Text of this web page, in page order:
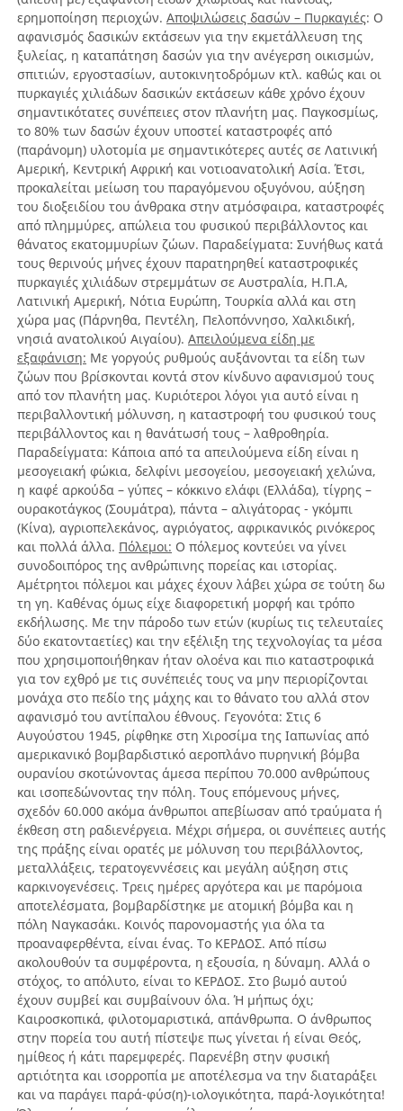
ερημοποίηση περιοχών. Αποψιλώσεις δασών – Πυρκαγιές: Ο
αφανισμός δασικών εκτάσεων για την εκμετάλλευση της
ξυλείας, η καταπάτηση δασών για την ανέγερση οικισμών,
σπιτιών, εργοστασίων, αυτοκινητοδρόμων κτλ. καθώς και οι
πυρκαγιές χιλιάδων δασικών εκτάσεων κάθε χρόνο έχουν
σημαντικότατες συνέπειες στον πλανήτη μας. Παγκοσμίως,
το 80% των δασών έχουν υποστεί καταστροφές από
(παράνομη) υλοτομία με σημαντικότερες αυτές σε Λατινική
Αμερική, Κεντρική Αφρική και νοτιοανατολική Ασία. Έτσι,
προκαλείται μείωση του παραγόμενου οξυγόνου, αύξηση
του διοξειδίου του άνθρακα στην ατμόσφαιρα, καταστροφές
από πλημμύρες, απώλεια του φυσικού περιβάλλοντος και
θάνατος εκατομμυρίων ζώων. Παραδείγματα: Συνήθως κατά
τους θερινούς μήνες έχουν παρατηρηθεί καταστροφικές
πυρκαγιές χιλιάδων στρεμμάτων σε Αυστραλία, Η.Π.Α,
Λατινική Αμερική, Νότια Ευρώπη, Τουρκία αλλά και στη
χώρα μας (Πάρνηθα, Πεντέλη, Πελοπόννησο, Χαλκιδική,
νησιά ανατολικού Αιγαίου). Απειλούμενα είδη με
εξαφάνιση: Με γοργούς ρυθμούς αυξάνονται τα είδη των
ζώων που βρίσκονται κοντά στον κίνδυνο αφανισμού τους
από τον πλανήτη μας. Κυριότεροι λόγοι για αυτό είναι η
περιβαλλοντική μόλυνση, η καταστροφή του φυσικού τους
περιβάλλοντος και η θανάτωσή τους – λαθροθηρία.
Παραδείγματα: Κάποια από τα απειλούμενα είδη είναι η
μεσογειακή φώκια, δελφίνι μεσογείου, μεσογειακή χελώνα,
η καφέ αρκούδα – γύπες – κόκκινο ελάφι (Ελλάδα), τίγρης –
ουρακοτάγκος (Σουμάτρα), πάντα – αλιγάτορας - γκόμπι
(Κίνα), αγριοπελεκάνος, αγριόγατος, αφρικανικός ρινόκερος
και πολλά άλλα. Πόλεμοι: Ο πόλεμος κοντεύει να γίνει
συνοδοιπόρος της ανθρώπινης πορείας και ιστορίας.
Αμέτρητοι πόλεμοι και μάχες έχουν λάβει χώρα σε τούτη δω
τη γη. Καθένας όμως είχε διαφορετική μορφή και τρόπο
εκδήλωσης. Με την πάροδο των ετών (κυρίως τις τελευταίες
δύο εκατονταετίες) και την εξέλιξη της τεχνολογίας τα μέσα
που χρησιμοποιήθηκαν ήταν ολοένα και πιο καταστροφικά
για τον εχθρό με τις συνέπειές τους να μην περιορίζονται
μονάχα στο πεδίο της μάχης και το θάνατο του αλλά στον
αφανισμό του αντίπαλου έθνους. Γεγονότα: Στις 6
Αυγούστου 1945, ρίφθηκε στη Χιροσίμα της Ιαπωνίας από
αμερικανικό βομβαρδιστικό αεροπλάνο πυρηνική βόμβα
ουρανίου σκοτώνοντας άμεσα περίπου 70.000 ανθρώπους
και ισοπεδώνοντας την πόλη. Τους επόμενους μήνες,
σχεδόν 60.000 ακόμα άνθρωποι απεβίωσαν από τραύματα ή
έκθεση στη ραδιενέργεια. Μέχρι σήμερα, οι συνέπειες αυτής
της πράξης είναι ορατές με μόλυνση του περιβάλλοντος,
μεταλλάξεις, τερατογεννέσεις και μεγάλη αύξηση στις
καρκινογενέσεις. Τρεις ημέρες αργότερα και με παρόμοια
αποτελέσματα, βομβαρδίστηκε με ατομική βόμβα και η
πόλη Ναγκασάκι. Κοινός παρονομαστής για όλα τα
προαναφερθέντα, είναι ένας. Το ΚΕΡΔΟΣ. Από πίσω
ακολουθούν τα συμφέροντα, η εξουσία, η δύναμη. Αλλά ο
στόχος, το απόλυτο, είναι το ΚΕΡΔΟΣ. Στο βωμό αυτού
έχουν συμβεί και συμβαίνουν όλα. Ή μήπως όχι;
Καιροσκοπικά, φιλοτομαριστικά, απάνθρωπα. Ο άνθρωπος
στην πορεία του αυτή πίστεψε πως γίνεται ή είναι Θεός,
ημίθεος ή κάτι παρεμφερές. Παρενέβη στην φυσική
αρτιότητα και ισορροπία με αποτέλεσμα να την διαταράξει
και να παράγει παρά-φύσ(η)-ιολογικότητα, παρά-λογικότητα!